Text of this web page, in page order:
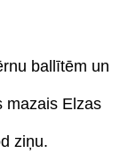
ballītēm un
mazais Elzas
ziņu.